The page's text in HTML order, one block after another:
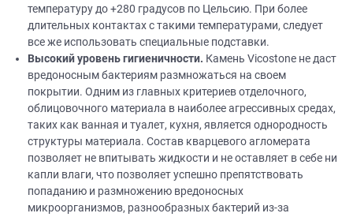
температуру до +280 градусов по Цельсию. При более
длительных контактах с такими температурами, следует
все же использовать специальные подставки.
Высокий уровень гигиеничности. Камень Vicostone не даст
вредоносным бактериям размножаться на своем
покрытии. Одним из главных критериев отделочного,
облицовочного материала в наиболее агрессивных средах,
таких как ванная и туалет, кухня, является однородность
структуры материала. Состав кварцевого агломерата
позволяет не впитывать жидкости и не оставляет в себе ни
капли влаги, что позволяет успешно препятствовать
попаданию и размножению вредоносных
микроорганизмов, разнообразных бактерий из-за